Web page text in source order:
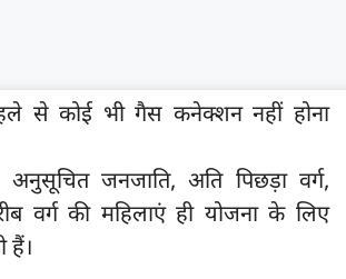
से कोई भी गैस कनेक्शन नहीं होना
जनजाति, अति पिछड़ा वर्ग,
वर्ग की महिलाएं ही योजना के लिए
हैं।